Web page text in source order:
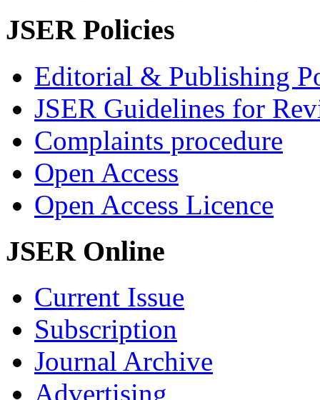
JSER Policies
Editorial & Publishing
JSER Guidelines for
Complaints procedure
Open Access
Open Access Licence
JSER Online
Current Issue
Subscription
Journal Archive
Advertising